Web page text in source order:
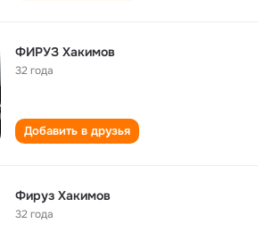
ФИРУЗ Хакимов
32 года
Добавить в друзья
Фируз Хакимов
32 года